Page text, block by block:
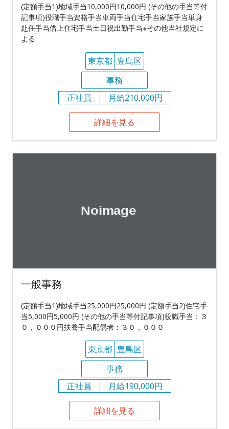
(定額手当1)地域手当10,000円10,000円 (その他の手当等付
記事項)役職手当資格手当車両手当住宅手当家族手当単身
赴任手当借上住宅手当土日祝出勤手当※その他当社規定に
よる
東京都 豊島区
事務
正社員
月給210,000円
詳細を見る
一般事務
(定額手当1)地域手当25,000円25,000円 (定額手当2)住宅手
当5,000円5,000円 (その他の手当等付記事項)役職手当：３
０，０００円扶養手当配偶者：３０，０００
東京都 豊島区
事務
正社員
月給190,000円
詳細を見る